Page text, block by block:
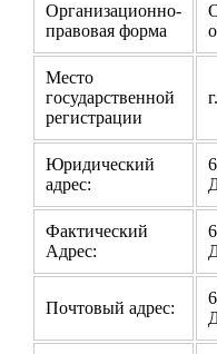
Организационно-
правовая форма
Место
государственной
регистрации
Юридический
адрес:
Фактический
Адрес:
Почтовый адрес: